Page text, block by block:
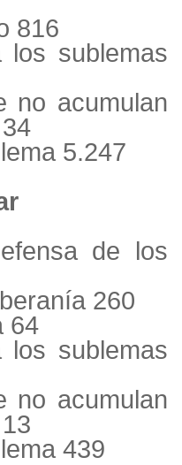
816
sublemas
no acumulan
5.247
de los
260
64
sublemas
no acumulan
439